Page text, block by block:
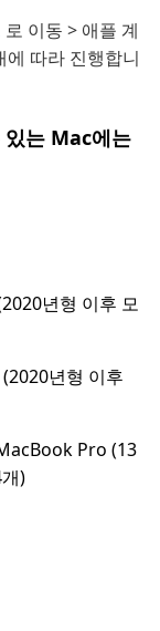
로 이동 > 애플 계
에 따라 진행합니
는 Mac에는
년형 이후 모
년형 이후
Pro (13
)